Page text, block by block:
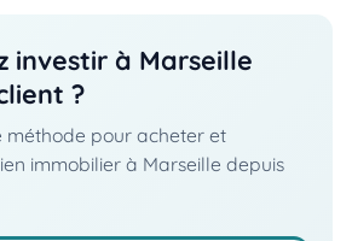
investir à Marseille
?
méthode pour acheter et
immobilier à Marseille depuis